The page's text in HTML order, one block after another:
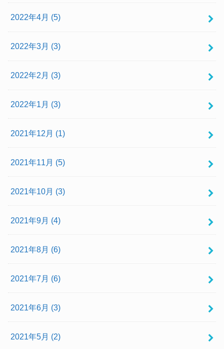
2022年4月 (5)
2022年3月 (3)
2022年2月 (3)
2022年1月 (3)
2021年12月 (1)
2021年11月 (5)
2021年10月 (3)
2021年9月 (4)
2021年8月 (6)
2021年7月 (6)
2021年6月 (3)
2021年5月 (2)